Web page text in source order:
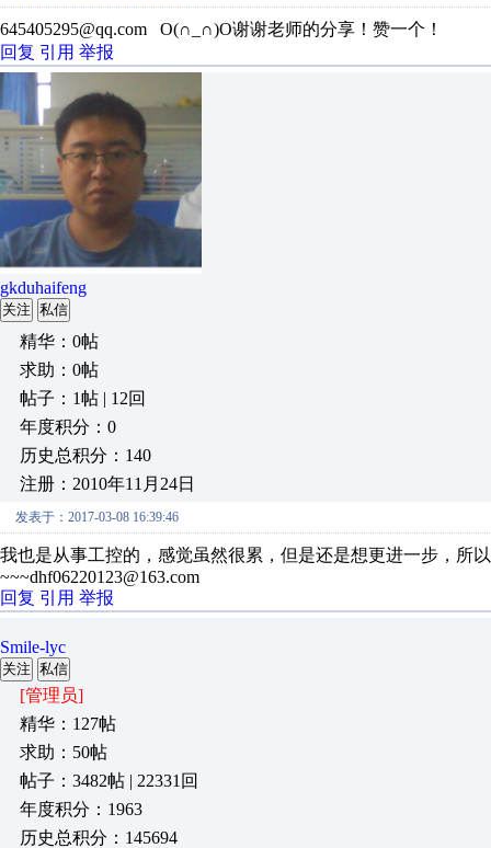
645405295@qq.com O(∩_∩)O谢谢老师的分享！赞一个！
回复 引用 举报
gkduhaifeng
关注 私信
精华：0帖
求助：0帖
帖子：1帖 | 12回
年度积分：0
历史总积分：140
注册：2010年11月24日
发表于：2017-03-08 16:39:46
我也是从事工控的，感觉虽然很累，但是还是想更进一步，所
~~~dhf06220123@163.com
回复 引用 举报
Smile-lyc
关注 私信
[管理员]
精华：127帖
求助：50帖
帖子：3482帖 | 22331回
年度积分：1963
历史总积分：145694